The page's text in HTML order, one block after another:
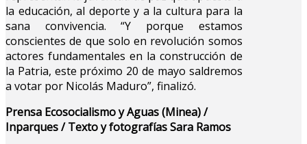
la educación, al deporte y a la cultura para la
sana convivencia. “Y porque estamos
conscientes de que solo en revolución somos
actores fundamentales en la construcción de
la Patria, este próximo 20 de mayo saldremos
a votar por Nicolás Maduro”, finalizó.
Prensa Ecosocialismo y Aguas (Minea) /
Inparques / Texto y fotografíasSara Ramos